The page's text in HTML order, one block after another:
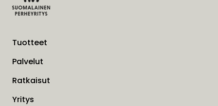
Tuotteet
Palvelut
Ratkaisut
Yritys